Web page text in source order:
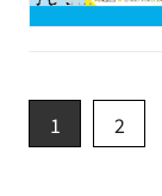
1 2